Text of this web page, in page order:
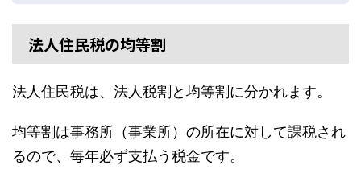
法人住民税の均等割
法人住民税は、法人税割と均等割に分かれます。
均等割は事務所（事業所）の所在に対して課税され
るので、毎年必ず支払う税金です。